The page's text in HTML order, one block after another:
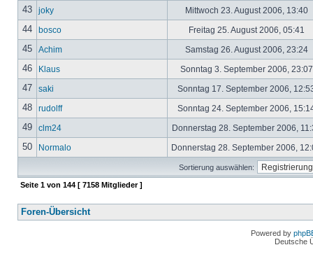
43 joky Mittwoch 23. August 2006, 13:40
44 bosco Freitag 25. August 2006, 05:41
45 Achim Samstag 26. August 2006, 23:24
46 Klaus Sonntag 3. September 2006,
47 saki Sonntag 17. September 2006,
48 rudolff Sonntag 24. September 2006,
49 clm24 Donnerstag 28. September 2006,
50 Normalo Donnerstag 28. September 2006,
Sortierung auswählen:
Seite 1 von 144 [ 7158 Mitglieder ]
Foren-Übersicht
Powered by
Deutsche